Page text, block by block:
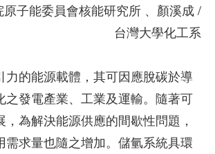
原子能委員會核能研究所 、顏溪成 /
台灣大學化工系
力的能源載體，其可因應脫碳於導
之發電產業、工業及運輸。隨著可
為解決能源供應的間歇性問題，
需求量也隨之增加。儲氫系統具環